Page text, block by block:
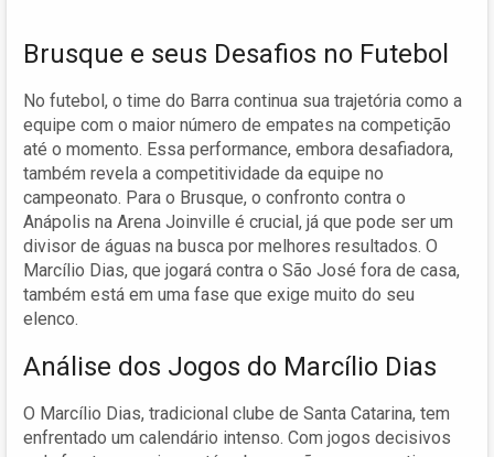
Brusque e seus Desafios no Futebol
No futebol, o time do Barra continua sua trajetória como a
equipe com o maior número de empates na competição
até o momento. Essa performance, embora desafiadora,
também revela a competitividade da equipe no
campeonato. Para o Brusque, o confronto contra o
Anápolis na Arena Joinville é crucial, já que pode ser um
divisor de águas na busca por melhores resultados. O
Marcílio Dias, que jogará contra o São José fora de casa,
também está em uma fase que exige muito do seu
elenco.
Análise dos Jogos do Marcílio Dias
O Marcílio Dias, tradicional clube de Santa Catarina, tem
enfrentado um calendário intenso. Com jogos decisivos